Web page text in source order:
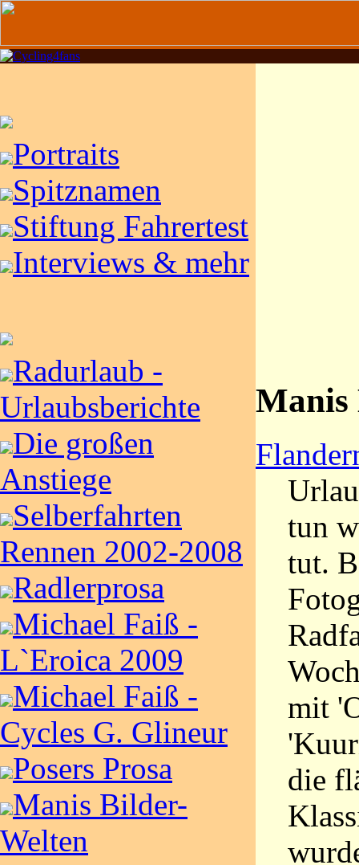
Portraits
Spitznamen
Stiftung Fahrertest
Interviews & mehr
Radurlaub -
Urlaubsberichte
Die großen
Anstiege
Selberfahrten
Rennen 2002-2008
Radlerprosa
Michael Faiß -
L`Eroica 2009
Michael Faiß -
Cycles G. Glineur
Posers Prosa
Manis Bilder-
Welten
Manis
tun
tut.
mit
die